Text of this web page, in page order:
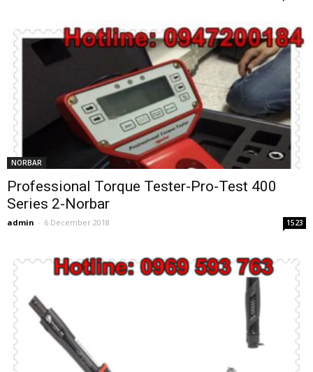
NORBAR
Professional Torque Tester-Pro-Test 400
Series 2-Norbar
admin - 6 December 2018 1523